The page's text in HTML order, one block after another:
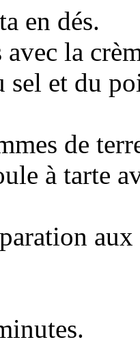
en dés.
la
sel et du
de
à tarte
aux